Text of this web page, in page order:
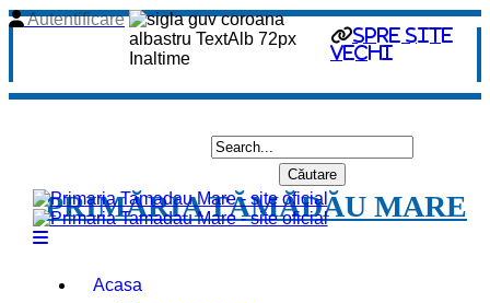
spre site
vechi
Autentificare
PRIMĂRIA TĂMĂDĂU MARE
Acasa